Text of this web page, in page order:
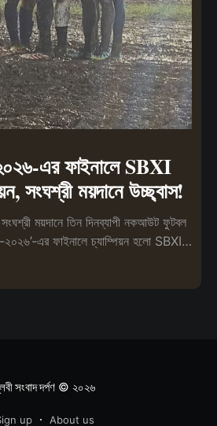
এর ফাইনালে SBXI
সংঘশ্রী ময়দানে উচ্ছ্বাস!
সংঘশ্রী ময়দানে তিন দিনব্যাপী নকআউট ফুটবল
এর ফাইনালে চ্যাম্পিয়ন হলো SBXI
সংবাদ দর্পণ© ২০২৬
up About us